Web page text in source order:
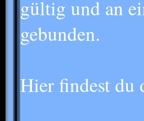
gültig und an
gebunden.
Hier findest du